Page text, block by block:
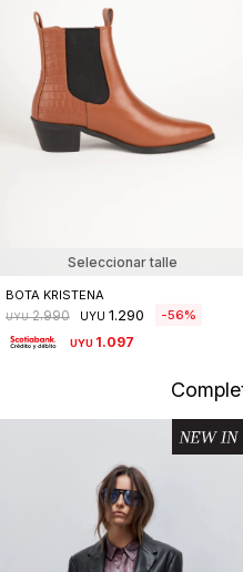
Seleccionar talle
BOTA KRISTENA
UYU 2.990 UYU 1.290 56
UYU 1.097